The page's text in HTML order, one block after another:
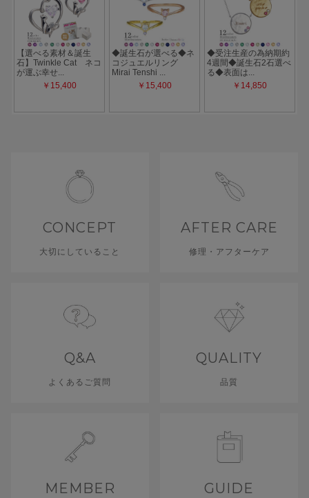
CONCEPT
大切にしていること
AFTER CARE
修理・アフターケア
Q&A
よくあるご質問
QUALITY
品質
MEMBER GUIDE